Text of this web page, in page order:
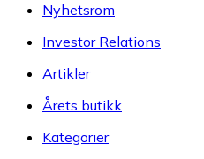
Nyhetsrom
Investor Relations
Artikler
Årets butikk
Kategorier